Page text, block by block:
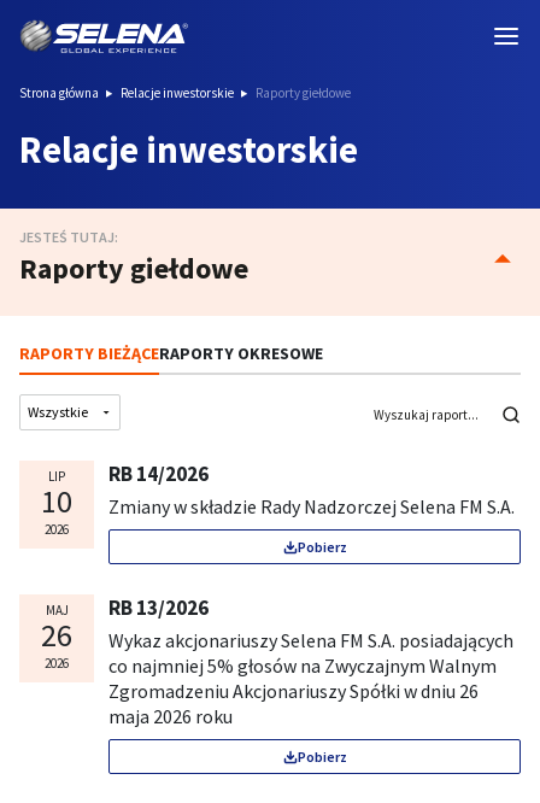
Strona główna Relacje inwestorskie Raporty giełdowe
Relacje inwestorskie
JESTEŚ TUTAJ:
Raporty giełdowe
RAPORTY BIEŻĄCERAPORTY OKRESOWE
LIP
10
2026
RB 14/2026
Zmiany w składzie Rady Nadzorczej Selena FM S.A.
Pobierz
MAJ
26
2026
RB 13/2026
Wykaz akcjonariuszy Selena FM S.A. posiadających
co najmniej 5% głosów na Zwyczajnym Walnym
Zgromadzeniu Akcjonariuszy Spółki w dniu 26
maja 2026 roku
Pobierz